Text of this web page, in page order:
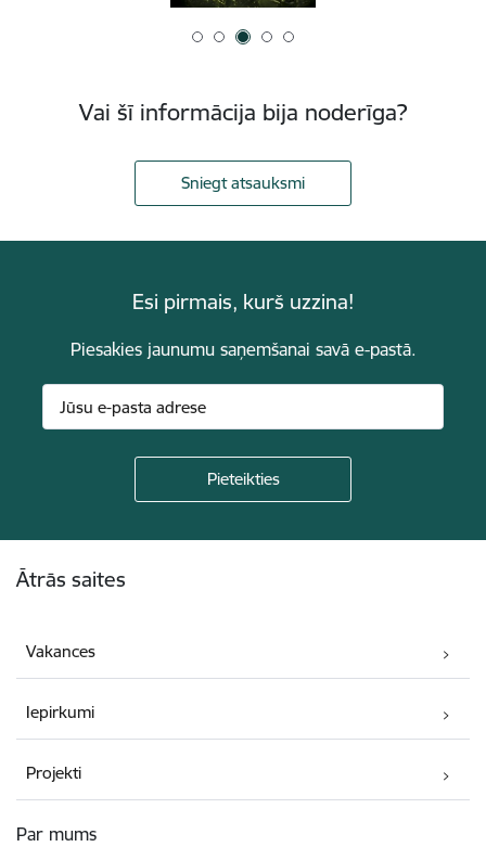
Vai šī informācija bija noderīga?
Sniegt atsauksmi
Esi pirmais, kurš uzzina!
Piesakies jaunumu saņemšanai savā e-pastā.
Ātrās saites
Vakances
Iepirkumi
Projekti
Par mums